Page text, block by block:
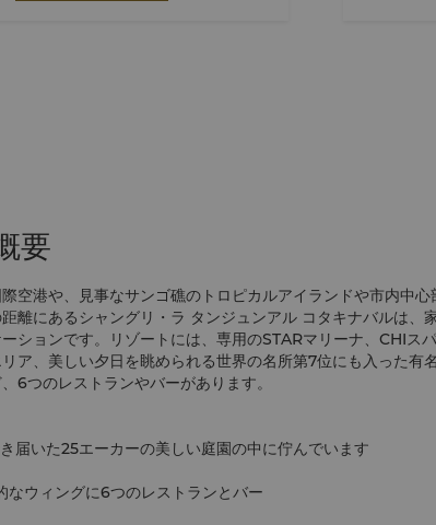
要
空港や、見事なサンゴ礁のトロピカルアイランドや市内中心
離にあるシャングリ・ラ タンジュンアル コタキナバルは、
ションです。リゾートには、専用のSTARマリーナ、CHIス
ア、美しい夕日を眺められる世界の名所第7位にも入った有
6つのレストランやバーがあります。
届いた25エーカーの美しい庭園の中に佇んでいます
なウィングに6つのレストランとバー